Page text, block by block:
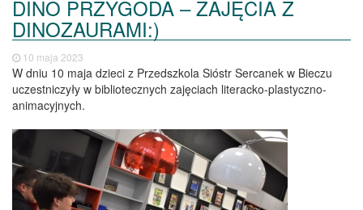
DINO PRZYGODA – ZAJĘCIA Z
DINOZAURAMI:)
10 maja 2023
W dniu 10 maja dzieci z Przedszkola Sióstr Sercanek w Bieczu
uczestniczyły w bibliotecznych zajęciach literacko-plastyczno-
animacyjnych.